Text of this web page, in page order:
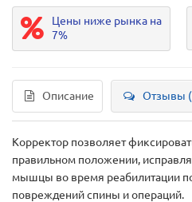
Цены ниже рынка на
7%
Описание Отзывы
Корректор позволяет
правильном положении,
мышцы во время реабилитации
повреждений спины и операций.